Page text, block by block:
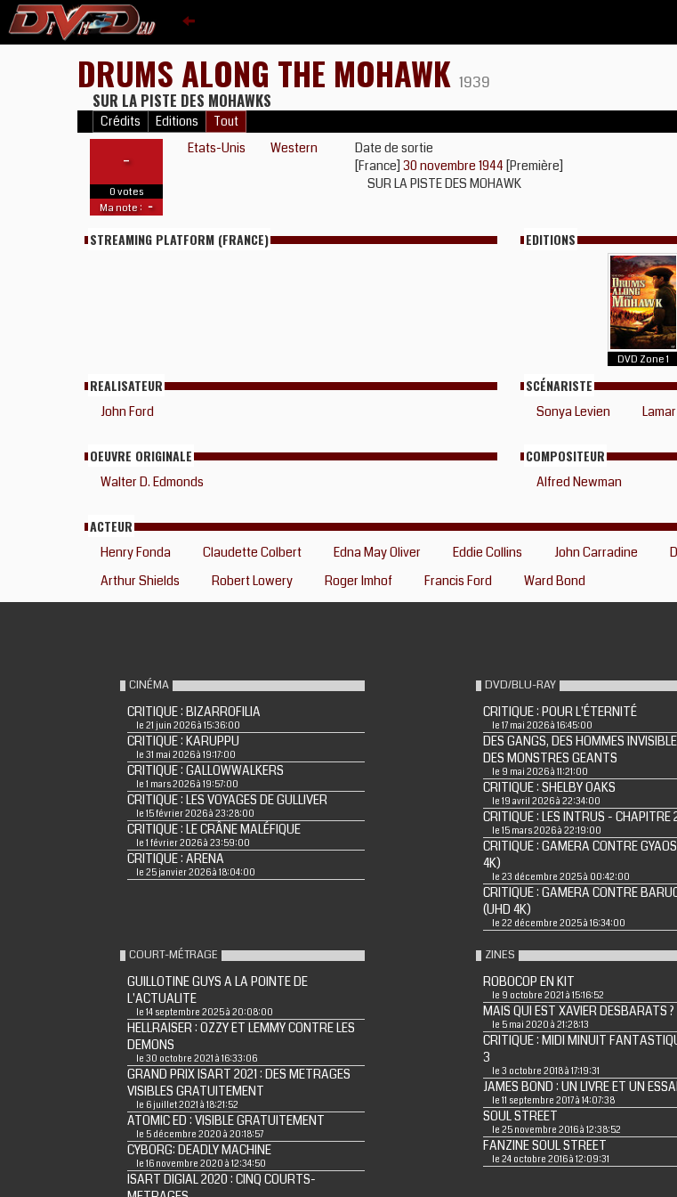
DRUMS ALONG THE MOHAWK 1939
SUR LA PISTE DES MOHAWKS
Crédits Editions Tout
-
0 votes
Ma note : -
Etats-Unis Western
Date de sortie
[France]30 novembre 1944 [Première]
SUR LA PISTE DES MOHAWK
STREAMING PLATFORM (FRANCE) EDITIONS
DVD Zone 1
REALISATEUR
John Ford
SCÉNARISTE
Sonya Levien
OEUVRE ORIGINALE
Walter D. Edmonds
COMPOSITEUR
Alfred Newman
ACTEUR
Henry Fonda Claudette Colbert Edna May Oliver Eddie Collins John Carradine
Arthur Shields
Robert Lowery Roger Imhof Francis Ford Ward Bond
CINÉMA
CRITIQUE : BIZARROFILIA
le 21 juin 2026 à 15:36:00
CRITIQUE : KARUPPU
le 31 mai 2026 à 19:17:00
CRITIQUE : GALLOWWALKERS
le 1 mars 2026 à 19:57:00
CRITIQUE : LES VOYAGES DE GULLIVER
le 15 février 2026 à 23:28:00
CRITIQUE : LE CRÂNE MALÉFIQUE
le 1 février 2026 à 23:59:00
CRITIQUE : ARENA
le 25 janvier 2026 à 18:04:00
DVD/BLU-RAY
CRITIQUE : POUR L'ÉTERNITÉ
le 17 mai 2026 à 16:45:00
DES GANGS, DES HOMMES
DES MONSTRES GEANTS
le 9 mai 2026 à 11:21:00
CRITIQUE : SHELBY OAKS
le 19 avril 2026 à 22:34:00
CRITIQUE : LES INTRUS - CHAPITRE
le 15 mars 2026 à 22:19:00
CRITIQUE : GAMERA CONTRE
4K)
le 23 décembre 2025 à 00:42:00
CRITIQUE : GAMERA CONTRE
(UHD 4K)
le 22 décembre 2025 à 16:34:00
COURT-MÉTRAGE
GUILLOTINE GUYS A LA POINTE DE
L'ACTUALITE
le 14 septembre 2025 à 20:08:00
HELLRAISER : OZZY ET LEMMY CONTRE LES
DEMONS
le 30 octobre 2021 à 16:33:06
GRAND PRIX ISART 2021 : DES METRAGES
VISIBLES GRATUITEMENT
le 6 juillet 2021 à 18:21:52
ATOMIC ED : VISIBLE GRATUITEMENT
le 5 décembre 2020 à 20:18:57
CYBORG: DEADLY MACHINE
le 16 novembre 2020 à 12:34:50
ISART DIGIAL 2020 : CINQ COURTS-
ZINES
ROBOCOP EN KIT
le 9 octobre 2021 à 15:16:52
MAIS QUI EST XAVIER DESBARATS ?
le 5 mai 2020 à 21:28:13
CRITIQUE : MIDI MINUIT
3
le 3 octobre 2018 à 17:19:31
JAMES BOND : UN LIVRE ET UN ESSAI
le 11 septembre 2017 à 14:07:38
SOUL STREET
le 25 novembre 2016 à 12:38:52
FANZINE SOUL STREET
le 24 octobre 2016 à 12:09:31